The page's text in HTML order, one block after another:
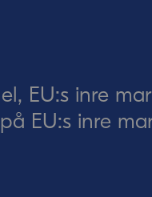
EU:s inre
EU:s inre